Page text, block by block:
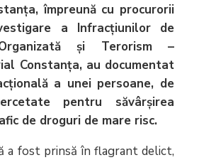
împreună cu procurorii
a Infracțiunilor de
și Terorism –
Constanța, au documentat
a unei persoane, de
pentru săvârșirea
de droguri de mare risc.
a fost prinsă în flagrant delict,